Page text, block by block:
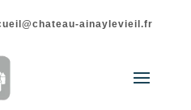
ainaylevieil.fr